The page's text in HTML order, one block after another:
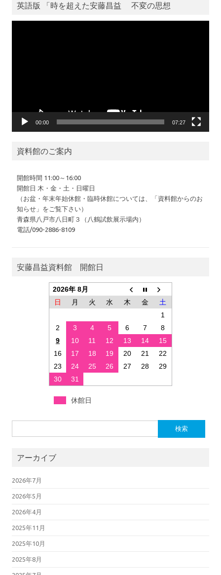
英語版 「時を超えた安藤昌益 不変の思想
00:00 07:27
資料館のご案内
開館時間 11:00～16:00
開館日 木・金・土・日曜日
（お盆・年末年始休館・臨時休館については、「資料館からのお
知らせ」をご覧下さい）
青森県八戸市八日町３（八鶴試飲展示場内）
電話/090-2886-8109
安藤昌益資料館 開館日
2026年 8月
日
月 火 水 木 金
土
1
2
3 4 5 6 7
8
9
10 11 12 13 14
15
16
17 18 19 20 21
22
23
24 25 26 27 28
29
30
31
休館日
アーカイブ
2026年7月
2026年5月
2026年4月
2025年11月
2025年10月
2025年8月